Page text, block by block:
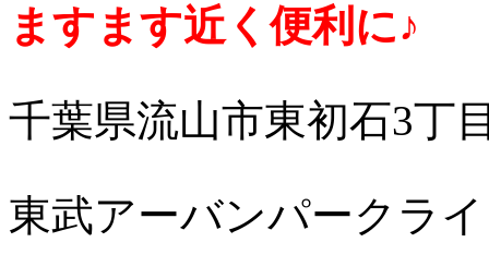
ますます近く便利に♪
千葉県流山市東初石3丁
東武アーバンパークラ